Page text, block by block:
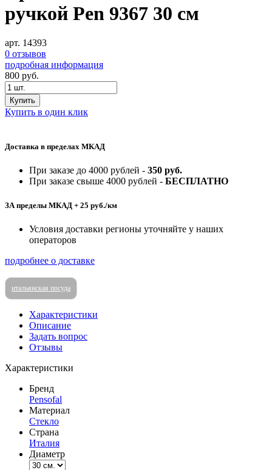
ручкой Pen 9367 30 см
арт. 14393
0 отзывов
подробная информация
800 руб.
Купить
Купить в один клик
Доставка в пределах МКАД
При заказе до 4000 рублей - 350 руб.
При заказе свыше 4000 рублей - БЕСПЛАТНО
ЗА пределы МКАД + 25 руб./км
Условия доставки регионы уточняйте у наших
операторов
подробнее о доставке
итальянская посуда
Характеристики
Описание
Задать вопрос
Отзывы
Характеристики
Бренд
Pensofal
Материал
Стекло
Страна
Италия
Диаметр